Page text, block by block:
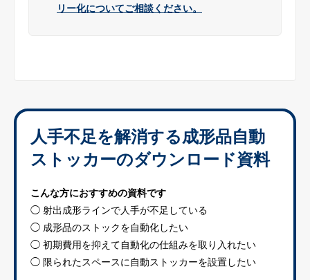
リー化についてご相談ください。
人手不足を解消する成形品自動
ストッカーのダウンロード資料
こんな方におすすめの資料です
◯ 射出成形ラインで人手が不足している
◯ 成形品のストックを自動化したい
◯ 初期費用を抑えて自動化の仕組みを取り入れたい
◯ 限られたスペースに自動ストッカーを設置したい